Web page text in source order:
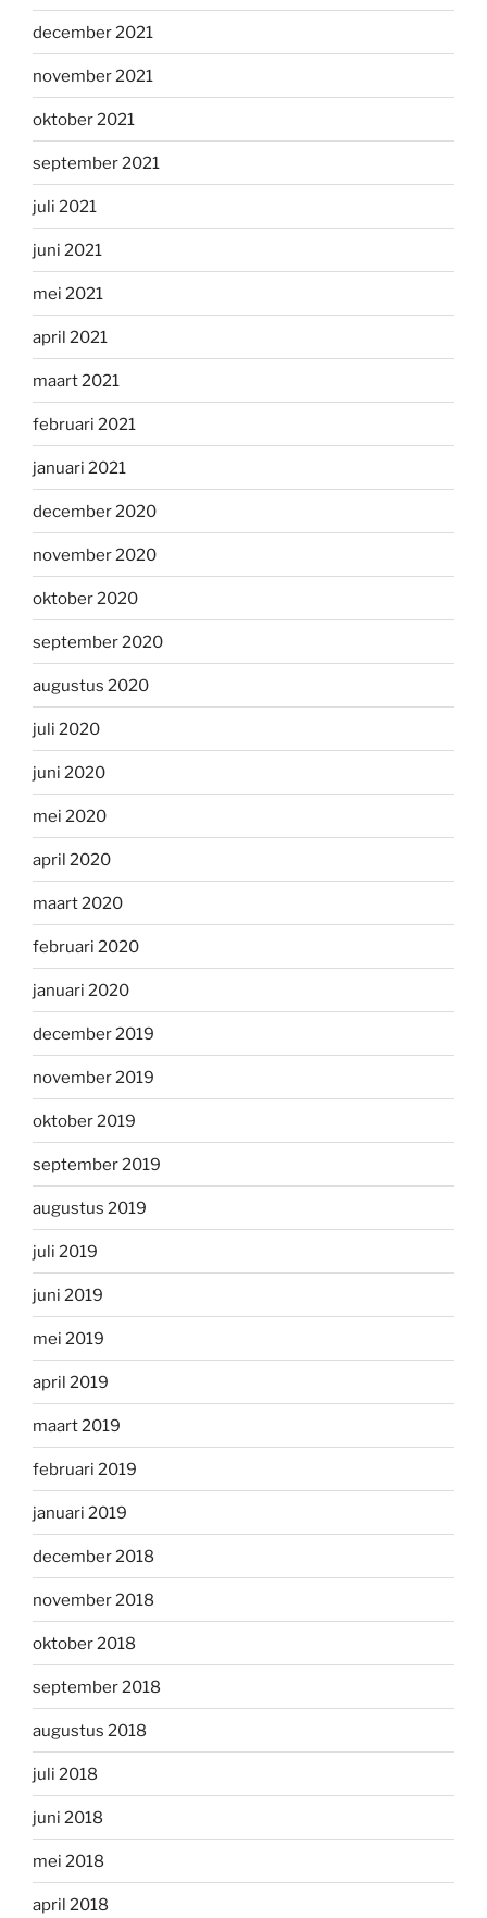
december 2021
november 2021
oktober 2021
september 2021
juli 2021
juni 2021
mei 2021
april 2021
maart 2021
februari 2021
januari 2021
december 2020
november 2020
oktober 2020
september 2020
augustus 2020
juli 2020
juni 2020
mei 2020
april 2020
maart 2020
februari 2020
januari 2020
december 2019
november 2019
oktober 2019
september 2019
augustus 2019
juli 2019
juni 2019
mei 2019
april 2019
maart 2019
februari 2019
januari 2019
december 2018
november 2018
oktober 2018
september 2018
augustus 2018
juli 2018
juni 2018
mei 2018
april 2018